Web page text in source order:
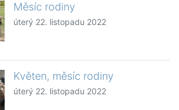
Měsíc rodiny
úterý 22. listopadu 2022
Květen, měsíc rodiny
úterý 22. listopadu 2022